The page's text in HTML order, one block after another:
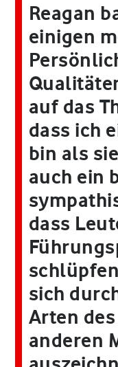
Reagan
einigen
auf das
dass ich
bin als
auch ein
dass
sich
Arten
anderen